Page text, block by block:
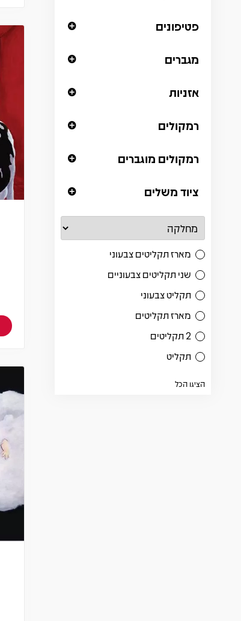
פטיפונים
מגברים
אזניות
רמקולים
רמקולים מוגברים
ציוד משלים
מארז תקליטים צבעוני
שני תקליטים צבעוניים
תקליט צבעוני
מארז תקליטים
2 תקליטים
תקליט
הציגו הכל